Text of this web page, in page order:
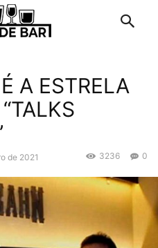
A ESTRELA
de 2021 0
3236